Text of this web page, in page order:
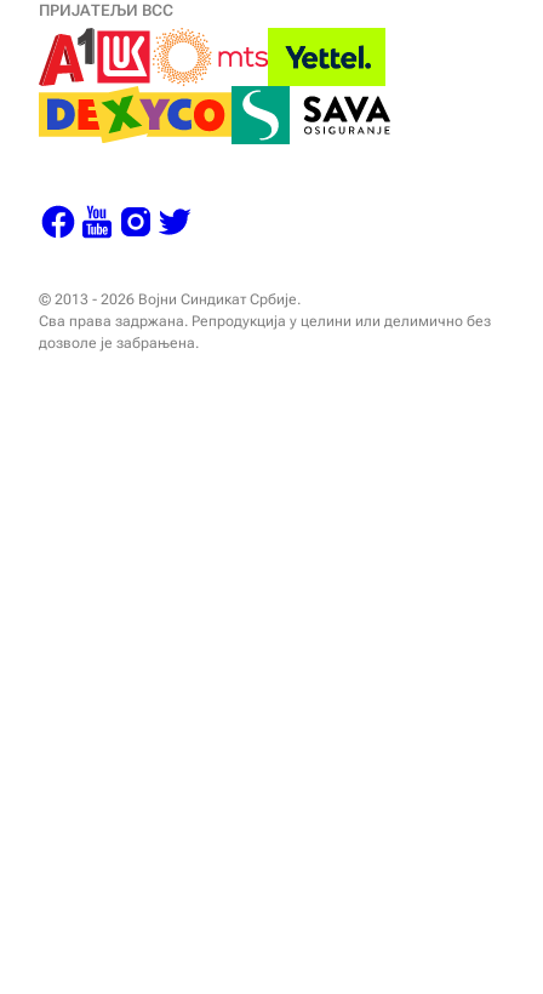
ПРИЈАТЕЉИ ВСС
© 2013 - 2026 Војни Синдикат Србије.
Сва права задржана. Репродукција у целини или делимично без
дозволе је забрањена.